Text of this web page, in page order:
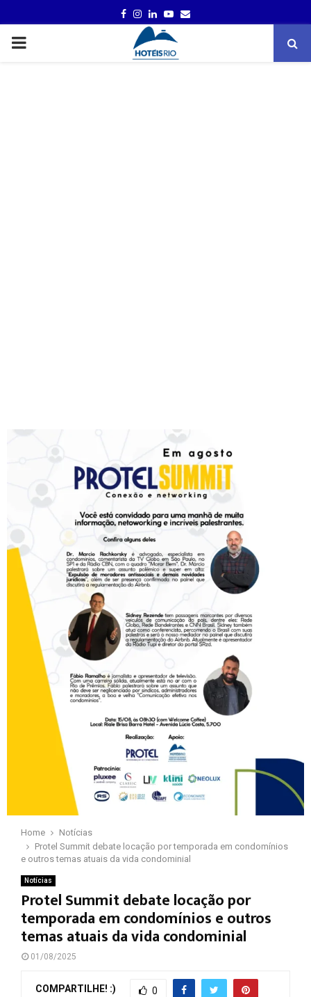
FACEBOOK
INSTAGRAM
LINKEDINYOUTUBE
EMAIL
PRIMARY
Home
Notícias
Protel Summit debate locação por temporada em condomínios
e outros temas atuais da vida condominial
Notícias
Protel Summit debate locação por
temporada em condomínios e outros
temas atuais da vida condominial
01/08/2025
COMPARTILHE! :) 0